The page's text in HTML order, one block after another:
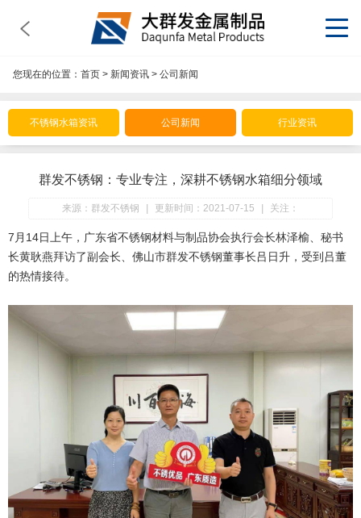
您现在的位置： 首页> 新闻资讯> 公司新闻
不锈钢水箱资讯 公司新闻 行业资讯
群发不锈钢：专业专注，深耕不锈钢水箱细分领域
来源：群发不锈钢 更新时间：2021-07-15 关注：
7月14日上午，广东省不锈钢材料与制品协会执行会长林泽榆、秘书
长黄耿燕拜访了副会长、佛山市群发不锈钢董事长吕日升，受到吕董
的热情接待。